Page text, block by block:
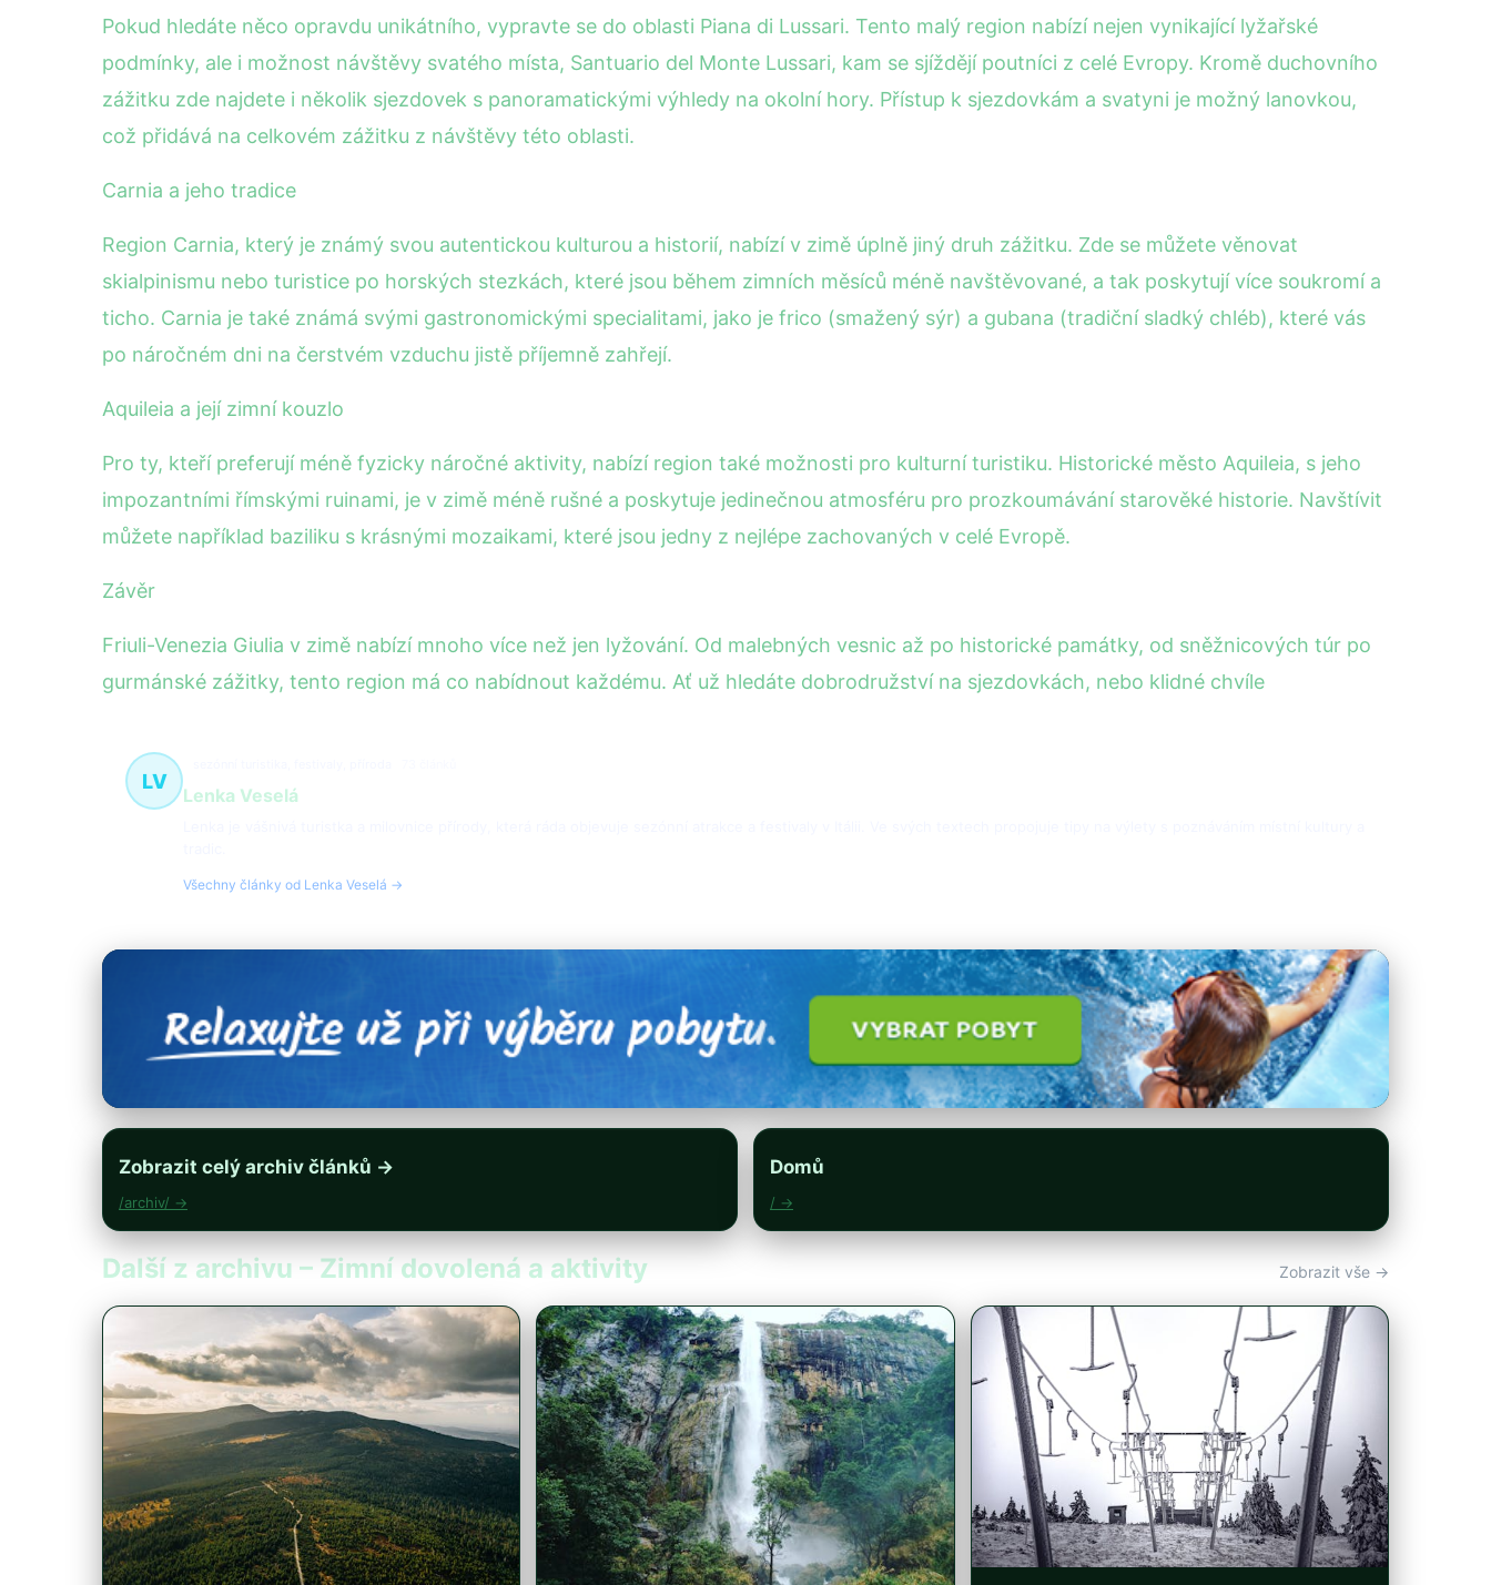
Pokud hledáte něco opravdu unikátního, vypravte se do oblasti Piana di Lussari. Tento malý region nabízí nejen vynikající lyžařské
podmínky, ale i možnost návštěvy svatého místa, Santuario del Monte Lussari, kam se sjíždějí poutníci z celé Evropy. Kromě duchovního
zážitku zde najdete i několik sjezdovek s panoramatickými výhledy na okolní hory. Přístup k sjezdovkám a svatyni je možný lanovkou,
což přidává na celkovém zážitku z návštěvy této oblasti.
Carnia a jeho tradice
Region Carnia, který je známý svou autentickou kulturou a historií, nabízí v zimě úplně jiný druh zážitku. Zde se můžete věnovat
skialpinismu nebo turistice po horských stezkách, které jsou během zimních měsíců méně navštěvované, a tak poskytují více soukromí a
ticho. Carnia je také známá svými gastronomickými specialitami, jako je frico (smažený sýr) a gubana (tradiční sladký chléb), které vás
po náročném dni na čerstvém vzduchu jistě příjemně zahřejí.
Aquileia a její zimní kouzlo
Pro ty, kteří preferují méně fyzicky náročné aktivity, nabízí region také možnosti pro kulturní turistiku. Historické město Aquileia, s jeho
impozantními římskými ruinami, je v zimě méně rušné a poskytuje jedinečnou atmosféru pro prozkoumávání starověké historie. Navštívit
můžete například baziliku s krásnými mozaikami, které jsou jedny z nejlépe zachovaných v celé Evropě.
Závěr
Friuli-Venezia Giulia v zimě nabízí mnoho více než jen lyžování. Od malebných vesnic až po historické památky, od sněžnicových túr po
gurmánské zážitky, tento region má co nabídnout každému. Ať už hledáte dobrodružství na sjezdovkách, nebo klidné chvíle
LV
Lenka Veselá
Všechny články od Lenka Veselá →
Zobrazit celý archiv článků →
/archiv/ →
Domů
/ →
Další z archivu – Zimní dovolená a aktivity Zobrazit vše →